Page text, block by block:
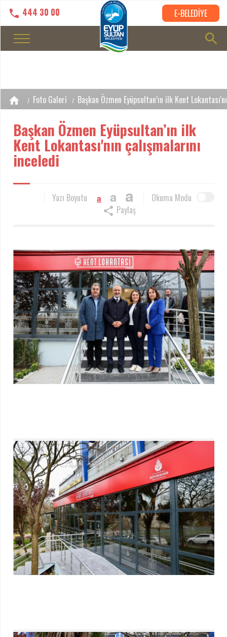
444 30 00 E-BELEDİYE
Foto Galeri Başkan Özmen Eyüpsultan’ın ilk Kent
Başkan Özmen Eyüpsultan’ın ilk
Kent Lokantası'nın çalışmalarını
inceledi
Okuma Modu
Yazı Boyutu a a a
Paylaş